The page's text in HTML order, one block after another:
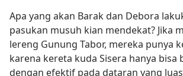
Apa yang akan Barak dan Debora
pasukan musuh kian mendekat? Jika
lereng Gunung Tabor, mereka punya
karena kereta kuda Sisera hanya bisa
dengan efektif pada dataran yang